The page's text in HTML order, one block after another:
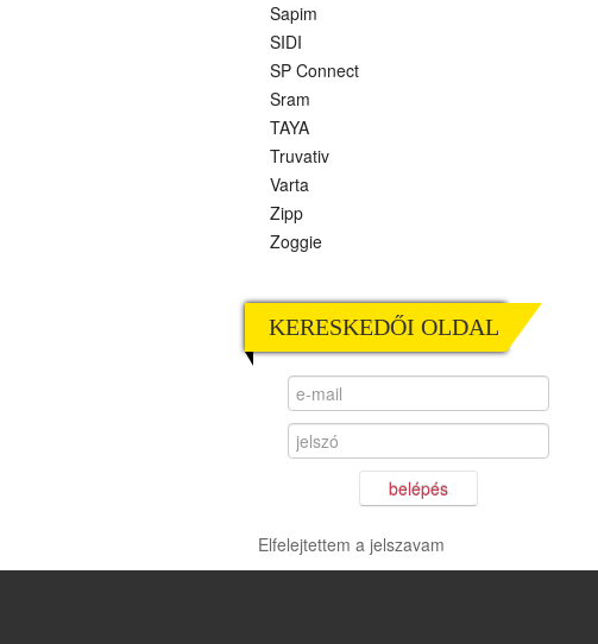
Sapim
SIDI
SP Connect
Sram
TAYA
Truvativ
Varta
Zipp
Zoggie
KERESKEDŐI OLDAL
belépés
Elfelejtettem a jelszavam